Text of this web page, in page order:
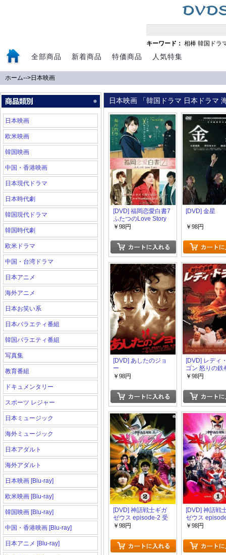
キーワード： 相棒 韓国ドラ
全部商品 新着商品 特価商品 人気特集
ホーム-->日本映画
日本映画
欧米映画
韓国映画
中国・香港映画
日本現代ドラマ
日本時代劇
韓国現代ドラマ
韓国時代劇
欧米ドラマ
中国・台湾ドラマ
日本アニメ
海外アニメ
日本お笑い系
日本バラエティ番組
韓国バラエティ番組
写真集
教育番組
ドキュメンタリー
スポーツ レジャー
日本ミュージック
海外ミュージック
日本アダルト
海外アダルト
日本映画 [Blu-ray]
欧米映画 [Blu-ray]
韓国映画 [Blu-ray]
中国・香港映画 [Blu-ray]
日本アニメ [Blu-ray]
日本映画 「韓国ドラマ 日本ドラマ
[DVD] 福岡恋愛白書7
ふたつのLove Story
￥98円
[DVD] 金星
￥98円
[DVD] あしたのジョ
ー
￥98円
[DVD] レディ
ゴン 怒りの鉄
￥98円
[DVD] 神話戦士ギガ
ゼウス episode-2 受
け継がれる遺志「邦
エティ」
￥98円
[DVD] 神話戦
ゼウス
たなる戦士た
エティ」
￥98円